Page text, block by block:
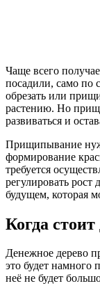
Чаще всего
посадили, само по
обрезать или
растению. Но
развиваться и
Прищипывание
формирование
требуется
регулировать рост
будущем, которая
Когда
Денежное дерево
это будет намного
неё не будет